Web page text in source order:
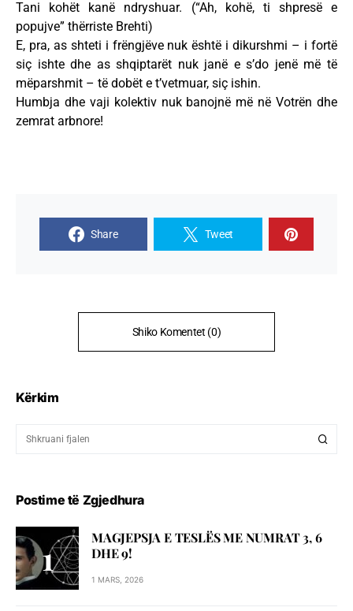
Tani kohët kanë ndryshuar. (“Ah, kohë, ti shpresë e
popujve” thërriste Brehti)
E, pra, as shteti i frëngjëve nuk është i dikurshmi – i fortë
siç ishte dhe as shqiptarët nuk janë e s’do jenë më të
mëparshmit – të dobët e t’vetmuar, siç ishin.
Humbja dhe vaji kolektiv nuk banojnë më në Votrën dhe
zemrat arbnore!
Share Tweet
Shiko Komentet (0)
Kërkim
Postime të Zgjedhura
MAGJEPSJA E TESLËS ME NUMRAT 3, 6
DHE 9!
1 MARS, 2026